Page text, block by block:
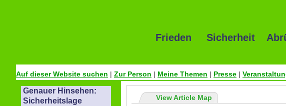
Frieden Sicherheit
Auf dieser Website suchen | Zur Person | Meine Themen | Presse |
Genauer Hinsehen:
Sicherheitslage
View Article Map